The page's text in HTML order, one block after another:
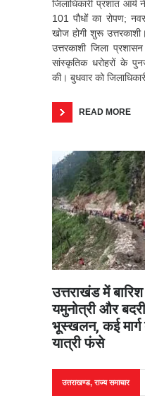
जिलाधिकारी प्रशांत आर्य
101 पौधों का रोपण;
खोज होगी शुरू
उत्तरकाशी जिला
सांस्कृतिक धरोहरों के
की। बुधवार को
READ MORE
उत्तराखंड में
यमुनोत्री और
भूस्खलन, कई
यात्री फंसे
उत्तराखण्ड,राज्य समाचार